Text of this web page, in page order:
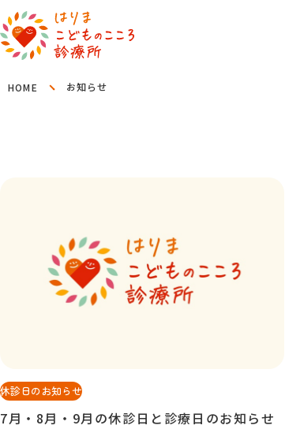
HOME お知らせ
休診日のお知らせ
7月・8月・9月の休診日と診療日のお知らせ